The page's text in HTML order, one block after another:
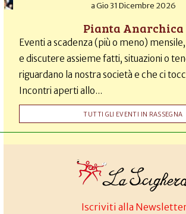
aGio 31 Dicembre 2026
Pianta Anarchica
Eventi a scadenza (più o meno)
e discutere assieme fatti, situazioni o
riguardano la nostra società e che ci
Incontri aperti allo...
TUTTI GLI EVENTI IN RASSEGNA
Iscriviti alla